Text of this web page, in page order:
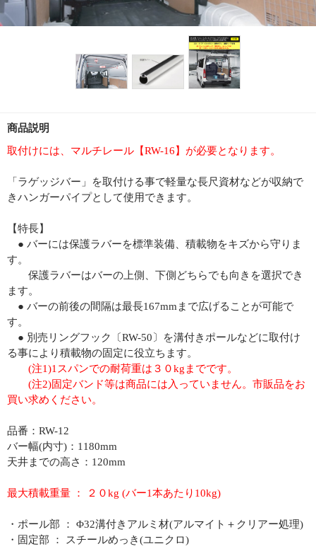
商品説明
取付けには、マルチレール【RW-16】が必要となります。
「ラゲッジバー」を取付ける事で軽量な長尺資材などが収納で
きハンガーパイプとして使用できます。
【特長】
● バーには保護ラバーを標準装備、積載物をキズから守りま
す。
保護ラバーはバーの上側、下側どちらでも向きを選択でき
ます。
● バーの前後の間隔は最長167mmまで広げることが可能で
す。
● 別売リングフック〔RW-50〕を溝付きポールなどに取付け
る事により積載物の固定に役立ちます。
(注1)1スパンでの耐荷重は３０kgまでです。
(注2)固定バンド等は商品には入っていません。市販品をお
買い求めください。
品番：RW-12
バー幅(内寸)：1180mm
天井までの高さ：120mm
最大積載重量 ： ２０kg (バー1本あたり10kg)
・ポール部 ： Φ32溝付きアルミ材(アルマイト＋クリアー処理)
・固定部 ： スチールめっき(ユニクロ)